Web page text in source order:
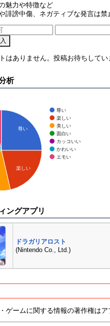
魅力や特徴など
誹謗中傷、ネガティブな発言は禁
はありません。投稿お待ちしてい
析
尊い
楽しい
美しい
面白い
カッコいい
かわいい
エモい
尊い
楽しい
ングアプリ
ドラガリアロスト
(Nintendo Co., Ltd.)
ゲームに関する情報の著作権はア